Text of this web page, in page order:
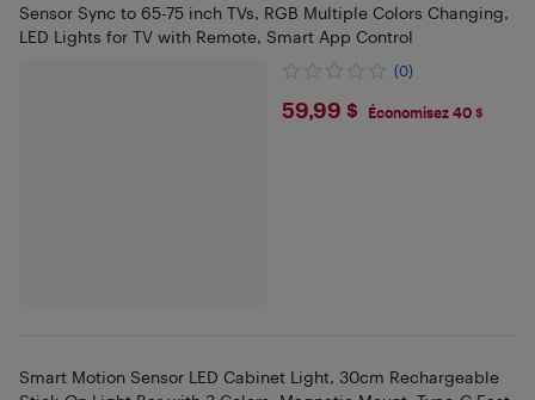
Sensor Sync to 65-75 inch TVs, RGB Multiple Colors Changing,
LED Lights for TV with Remote, Smart App Control
(0)
$59.99
59,99 $ Économisez 40 $
Smart Motion Sensor LED Cabinet Light, 30cm Rechargeable